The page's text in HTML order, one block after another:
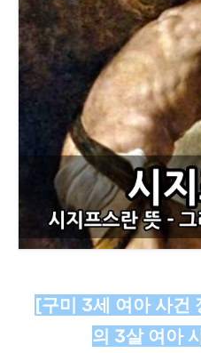
[구미 3세 여아 사건
의 3살 여아